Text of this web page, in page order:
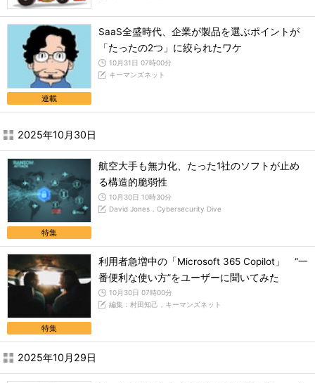
連載
SaaS全盛時代、企業が製品を選ぶポイントが
「たったの2つ」に絞られたワケ
10月31日 07時00分
キーマンズネット
2025年10月30日
特集
航空大手も無力化、たった1社のソフトが止め
る構造的脆弱性
10月30日 10時30分
David Jones，Cybersecurity Dive
特集
利用者急増中の「Microsoft 365 Copilot」 “一
番便利な使い方”をユーザーに聞いてみた
10月30日 07時00分
編集：村田知己，キーマンズネット
2025年10月29日